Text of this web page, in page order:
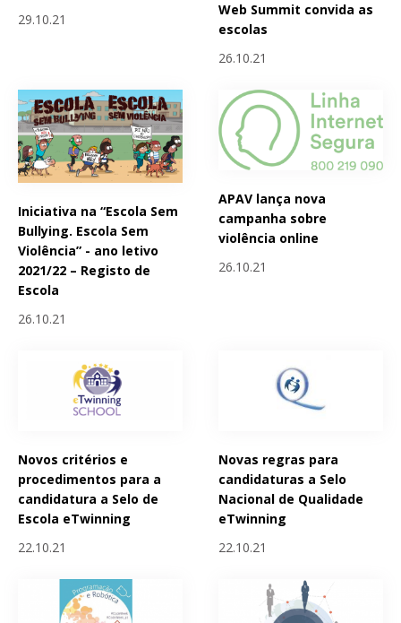
29.10.21
Web Summit convida as
escolas
26.10.21
Iniciativa na “Escola Sem
Bullying. Escola Sem
Violência” - ano letivo
2021/22 – Registo de
Escola
26.10.21
APAV lança nova
campanha sobre
violência online
26.10.21
Novos critérios e
procedimentos para a
candidatura a Selo de
Escola eTwinning
22.10.21
Novas regras para
candidaturas a Selo
Nacional de Qualidade
eTwinning
22.10.21